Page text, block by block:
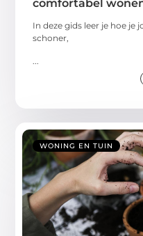
comfortabel
In deze gids leer je hoe je
schoner,
WONING EN TUIN